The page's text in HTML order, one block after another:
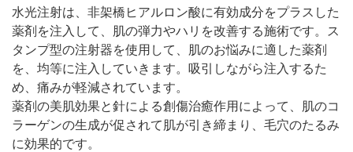
水光注射は、非架橋ヒアルロン酸に有効成分をプラスした
薬剤を注入して、肌の弾力やハリを改善する施術です。ス
タンプ型の注射器を使用して、肌のお悩みに適した薬剤
を、均等に注入していきます。吸引しながら注入するた
め、痛みが軽減されています。
薬剤の美肌効果と針による創傷治癒作用によって、肌のコ
ラーゲンの生成が促されて肌が引き締まり、毛穴のたるみ
に効果的です。